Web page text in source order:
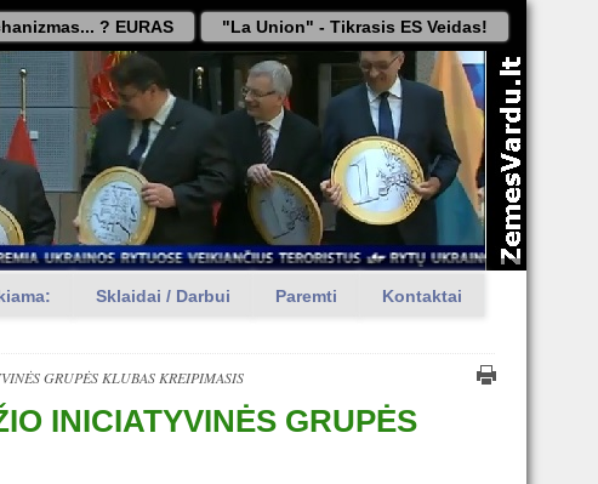
? EURAS "La Union" - Tikrasis ES Veidas!
Sklaidai / Darbui Paremti Kontaktai
GRUPĖS KLUBAS KREIPIMASIS
INICIATYVINĖS GRUPĖS